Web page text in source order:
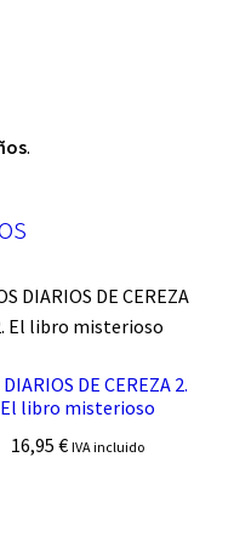
.
DIARIOS DE CEREZA 2.
El libro misterioso
16,95 € IVA incluido